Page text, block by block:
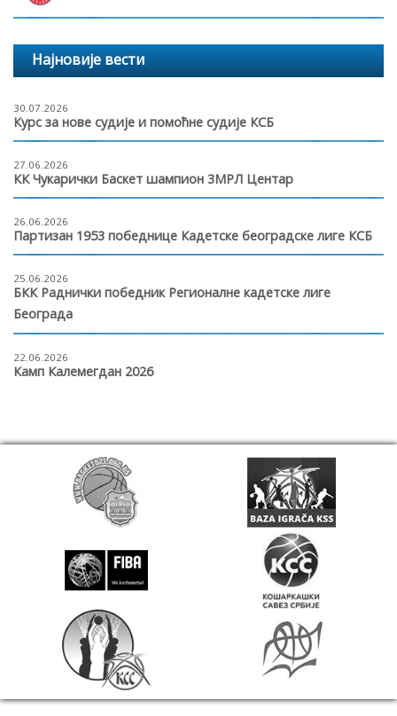
Најновије вести
30.07.2026
Курс за нове судије и помоћне судије КСБ
27.06.2026
КК Чукарички Баскет шампион 3МРЛ Центар
26.06.2026
Партизан 1953 победнице Кадетске београдске лиге КСБ
25.06.2026
БКК Раднички победник Регионалне кадетске лиге
Београда
22.06.2026
Камп Калемегдан 2026